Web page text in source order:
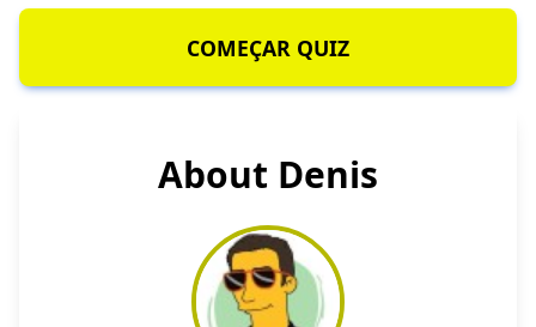
COMEÇAR QUIZ
About Denis